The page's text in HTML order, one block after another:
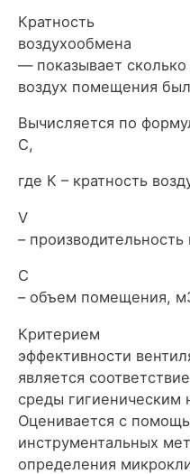
Кратность
воздухообмена
— показывает сколько
воздух помещения
Вычисляется по
С,
где К – кратность
V
–
С
– объем помещения,
Критерием
эффективности
является
среды гигиеническим
Оценивается с
инструментальных
определения